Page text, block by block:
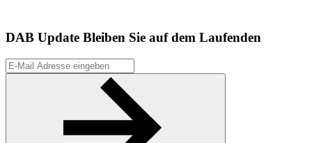
DAB Update Bleiben Sie auf dem Laufenden